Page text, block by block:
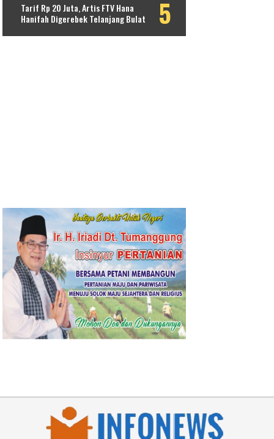
Tarif Rp 20 Juta, Artis FTV Hana
Hanifah Digerebek Telanjang Bulat